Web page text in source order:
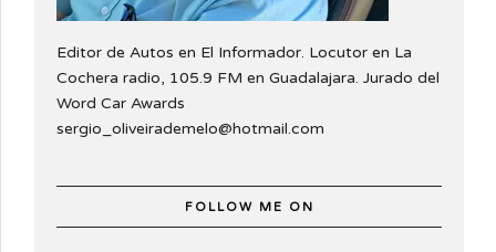
Editor de Autos en El Informador. Locutor en La
Cochera radio, 105.9 FM en Guadalajara. Jurado del
Word Car Awards
sergio_oliveirademelo@hotmail.com
FOLLOW ME ON